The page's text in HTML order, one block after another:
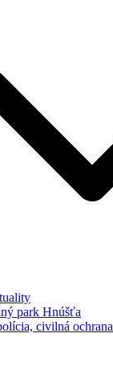
park Hnúšťa
civilná ochrana